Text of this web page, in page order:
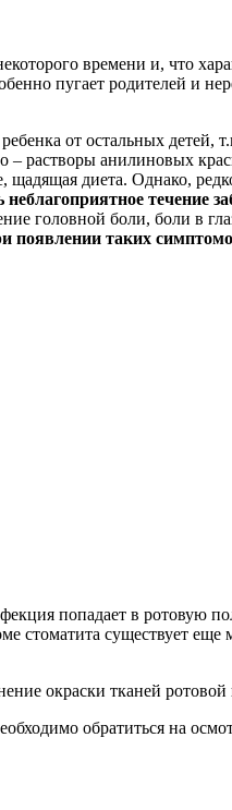
времени и, что
пугает родителей и
от остальных детей,
– растворы анилиновых
щадящая диета. Однако,
течение
головной боли, боли в
появлении таких
попадает в ротовую
стоматита существует
окраски тканей ротовой
обратиться на